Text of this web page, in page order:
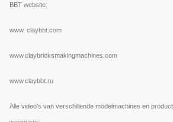
BBT website:
www. claybbt.com
www.claybricksmakingmachines.com
www.claybbt.ru
Alle video's van verschillende modelmachines en